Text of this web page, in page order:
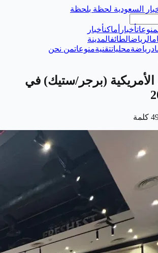
السعودية لحظة بلحظة
منوعاتأخبار أماكنأخبار
الرياضالطائفالمدينة
رياضةمحلياتتقنيةمنوعاتمن نحن
الأمريكية (برجر/ستيك) في
كلمة